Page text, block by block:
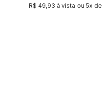
R$ 49,93 à vista ou 5x de